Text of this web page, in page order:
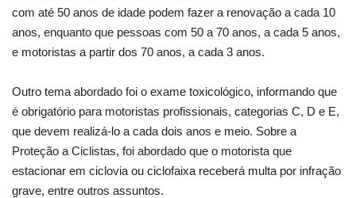
com até 50 anos de idade podem fazer a renovação a cada 10
anos, enquanto que pessoas com 50 a 70 anos, a cada 5 anos,
e motoristas a partir dos 70 anos, a cada 3 anos.
Outro tema abordado foi o exame toxicológico, informando que
é obrigatório para motoristas profissionais, categorias C, D e E,
que devem realizá-lo a cada dois anos e meio. Sobre a
Proteção a Ciclistas, foi abordado que o motorista que
estacionar em ciclovia ou ciclofaixa receberá multa por infração
grave, entre outros assuntos.